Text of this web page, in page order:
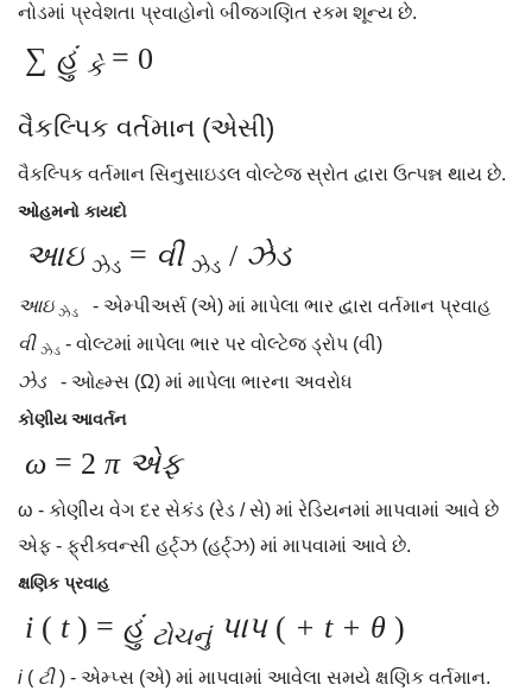
નોડમાં પ્રવેશતા પ્રવાહોનો બીજગણિત રકમ શૂન્ય છે.
∑ હું કે= 0
વૈકલ્પિક વર્તમાન (એસી)
વૈકલ્પિક વર્તમાન સિનુસાઇડલ વોલ્ટેજ સ્રોત દ્વારા ઉત્પન્ન થાય છે.
ઓહમનો કાયદો
આઇ ઝેડ = વી ઝેડ / ઝેડ
આઇ ઝેડ
- એમ્પીઅર્સ (એ) માં માપેલા ભાર દ્વારા વર્તમાન પ્રવાહ
વી ઝેડ - વોલ્ટમાં માપેલા ભાર પર વોલ્ટેજ ડ્રોપ (વી)
ઝેડ - ઓહ્મ્સ (Ω) માં માપેલા ભારના અવરોધ
કોણીય આવર્તન
ω = 2 π એફ
ω - કોણીય વેગ દર સેકંડ (રેડ / સે) માં રેડિયનમાં માપવામાં આવે છે
એફ - ફ્રીક્વન્સી હર્ટ્ઝ (હર્ટ્ઝ) માં માપવામાં આવે છે.
ક્ષણિક પ્રવાહ
i ( t) = હું ટોચનું પાપ( + t + θ )
i ( ટી) - એમ્પ્સ (એ) માં માપવામાં આવેલા સમયે ક્ષણિક વર્તમાન.